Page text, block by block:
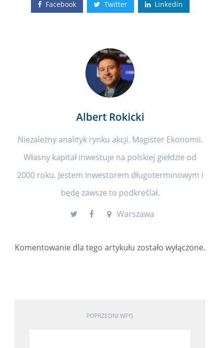
Facebook Twitter Linkedin
Albert Rokicki
Niezależny analityk rynku akcji. Magister Ekonomii.
Własny kapitał inwestuje na polskiej giełdzie od
2000 roku. Jestem inwestorem długoterminowym i
będę zawsze to podkreślał.
Warszawa
Komentowanie dla tego artykułu zostało wyłączone.
POPRZEDNI WPIS